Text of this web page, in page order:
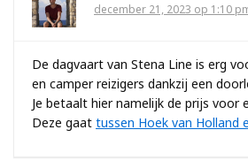
december 21, 2023 op 1:10
De dagvaart van Stena Line is erg
en camper reizigers dankzij een
Je betaalt hier namelijk de prijs voor
Deze gaat tussen Hoek van Holland